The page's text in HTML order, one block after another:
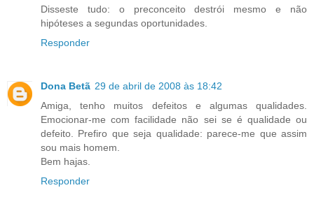
Disseste tudo: o preconceito destrói mesmo e não
hipóteses a segundas oportunidades.
Responder
Dona Betã 29 de abril de 2008 às 18:42
Amiga, tenho muitos defeitos e algumas qualidades.
Emocionar-me com facilidade não sei se é qualidade ou
defeito. Prefiro que seja qualidade: parece-me que assim
sou mais homem.
Bem hajas.
Responder